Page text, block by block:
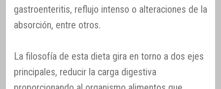
gastroenteritis, reflujo intenso o alteraciones de la
absorción, entre otros.
La filosofía de esta dieta gira en torno a dos ejes
principales, reducir la carga digestiva